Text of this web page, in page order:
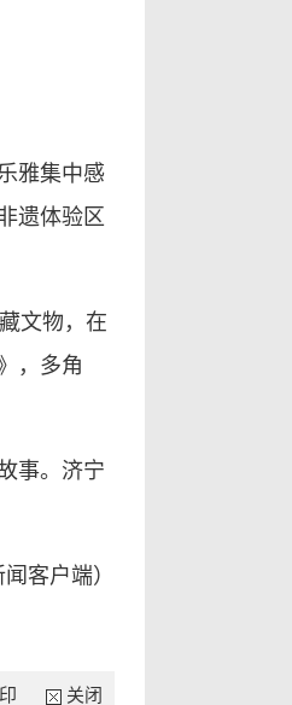
雅集中感
遗体验区
文物，在
，多角
事。济宁
客户端）
关闭